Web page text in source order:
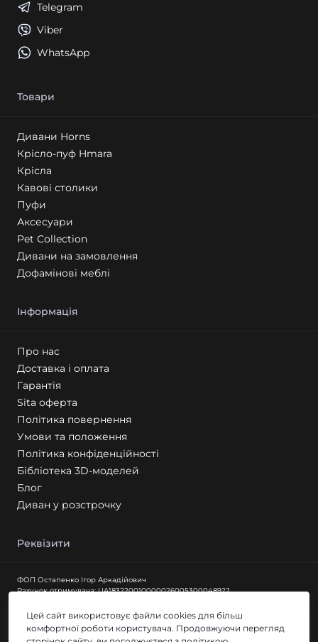
Telegram
Viber
WhatsApp
Товари
Дивани Horns
Крісло-пуф Hmara
Крісла
Кавові столики
Пуфи
Аксесуари
Pet Collection
Дивани на замовлення
Дофамінові меблі
Інформація
Про нас
Доставка і оплата
Гарантія
Sita оферта
Політика повернення
Умови та положення
Політика конфіденційності
Бібліотека 3D-моделей
Блог
Диван у розстрочку
Реквізити
ФОП Остапенко Ігор Аркадійович
Рахунок отримувача: UA183220010000026005300048922
Код отримувача 3351910310
igorarkadievichostapenko@gmail.com
Цей сайт використовує файли cookies для більш
комфортної роботи користувача. Продовжуючи перегляд